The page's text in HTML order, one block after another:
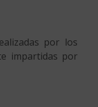
por los
impartidas por